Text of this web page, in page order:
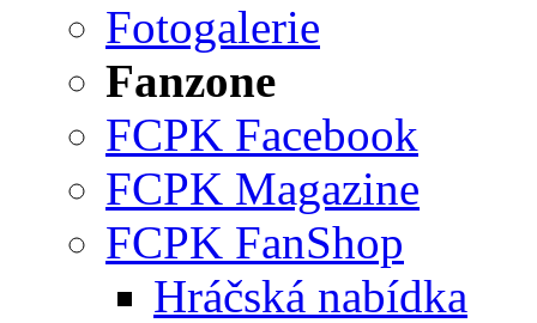
Fotogalerie
Fanzone
FCPK Facebook
FCPK Magazine
FCPK FanShop
Hráčská nabídka